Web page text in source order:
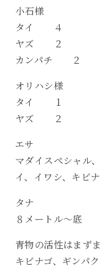
小石様
タイ ４
ヤズ ２
カンパチ ２
オリハシ様
タイ １
ヤズ ２
エサ
マダイスペシャル
イ、イワシ、キビ
タナ
８メートル〜底
青物の活性はまずま
キビナゴ、ギンパ